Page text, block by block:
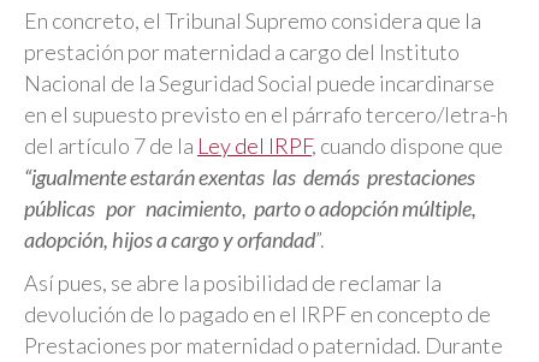
En concreto, el Tribunal Supremo considera que la
prestación por maternidad a cargo del Instituto
Nacional de la Seguridad Social puede incardinarse
en el supuesto previsto en el párrafo tercero/letra-h
del artículo 7 de la Ley del IRPF, cuando dispone que
“igualmente estarán exentas las demás prestaciones
públicas por nacimiento, parto o adopción múltiple,
adopción, hijos a cargo y orfandad”.
Así pues, se abre la posibilidad de reclamar la
devolución de lo pagado en el IRPF en concepto de
Prestaciones por maternidad o paternidad. Durante